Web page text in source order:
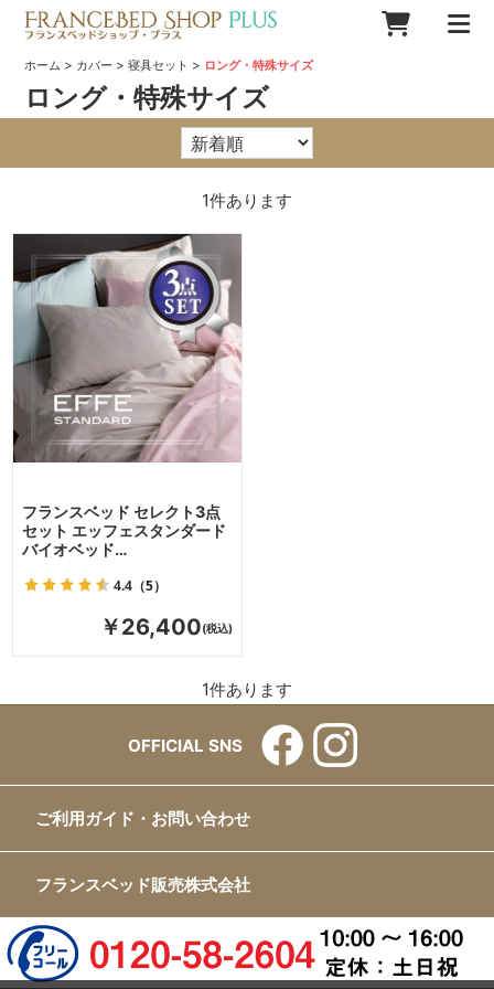
ホーム > カバー >寝具セット > ロング・特殊サイズ
ロング・特殊サイズ
1件あります
フランスベッド セレクト3点
セット エッフェスタンダード
バイオベッド…
4.4 （5）
￥26,400
1件あります
OFFICIAL SNS
ご利用ガイド・お問い合わせ
フランスベッド販売株式会社